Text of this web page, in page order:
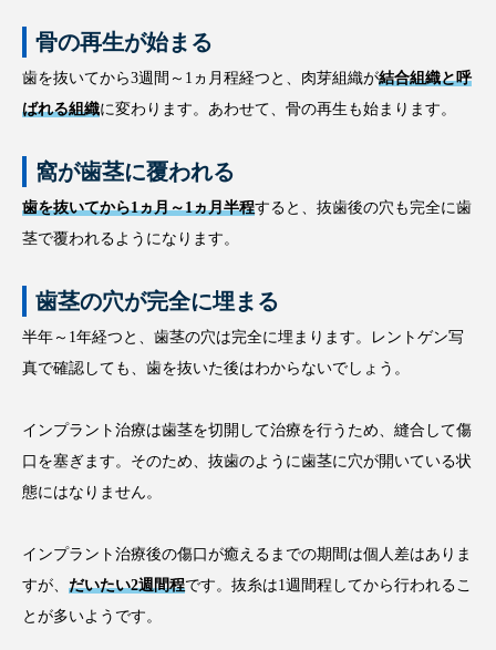
骨の再生が始まる
歯を抜いてから3週間～1ヵ月程経つと、肉芽組織が結合組織と呼
ばれる組織に変わります。あわせて、骨の再生も始まります。
窩が歯茎に覆われる
歯を抜いてから1ヵ月～1ヵ月半程すると、抜歯後の穴も完全に歯
茎で覆われるようになります。
歯茎の穴が完全に埋まる
半年～1年経つと、歯茎の穴は完全に埋まります。レントゲン写
真で確認しても、歯を抜いた後はわからないでしょう。
インプラント治療は歯茎を切開して治療を行うため、縫合して傷
口を塞ぎます。そのため、抜歯のように歯茎に穴が開いている状
態にはなりません。
インプラント治療後の傷口が癒えるまでの期間は個人差はありま
すが、 だいたい2週間程です。抜糸は1週間程してから行われるこ
とが多いようです。